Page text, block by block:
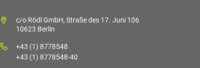
c/o Rödl GmbH, Straße des 17. Juni 106
10623 Berlin
+43 (1) 8778548
+43 (1) 8778548-40